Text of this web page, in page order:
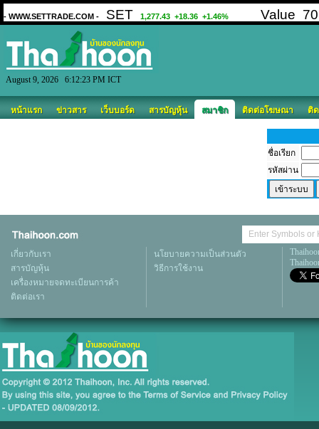
August 9, 2026 6:12:23 PM ICT
หน้าแรก ข่าวสาร เว็บบอร์ด สารบัญหุ้น สมาชิก ติดต่อโฆษณา ติ
ชื่อเรียก
รหัสผ่าน
เกี่ยวกับเรา
สารบัญหุ้น
เครื่องหมายจดทะเบียนการค้า
ติดต่อเรา
นโยบายความเป็นส่วนตัว
วิธีการใช้งาน